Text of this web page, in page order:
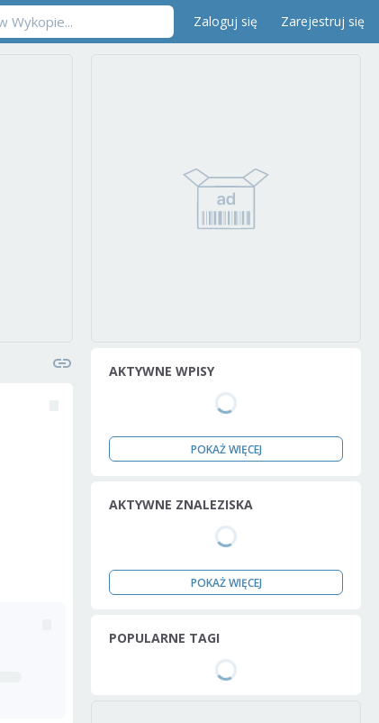
Zaloguj się Zarejestruj się
AKTYWNE WPISY
POKAŻ WIĘCEJ
AKTYWNE ZNALEZISKA
POKAŻ WIĘCEJ
POPULARNE TAGI